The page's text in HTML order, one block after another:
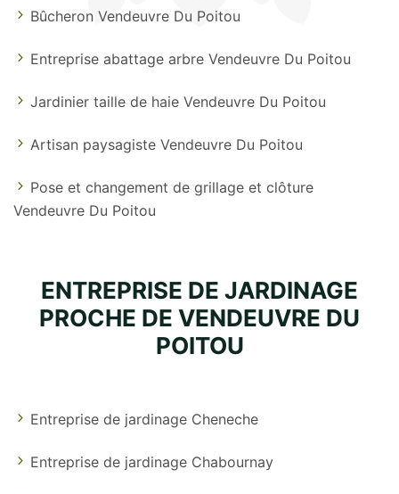
Bûcheron Vendeuvre Du Poitou
Entreprise abattage arbre Vendeuvre Du Poitou
Jardinier taille de haie Vendeuvre Du Poitou
Artisan paysagiste Vendeuvre Du Poitou
Pose et changement de grillage et clôture
Vendeuvre Du Poitou
ENTREPRISE DE JARDINAGE
PROCHE DE VENDEUVRE DU
POITOU
Entreprise de jardinage Cheneche
Entreprise de jardinage Chabournay